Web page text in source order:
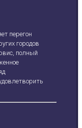
перегон
городов
полный